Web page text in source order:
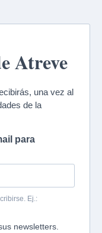
Atreve
una vez al
de la
para
Ej.:
newsletters.